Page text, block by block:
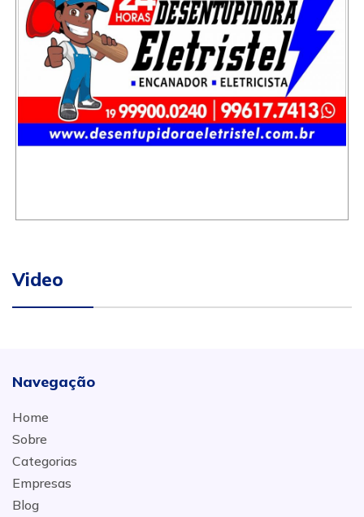
Video
Navegação
Home
Sobre
Categorias
Empresas
Blog